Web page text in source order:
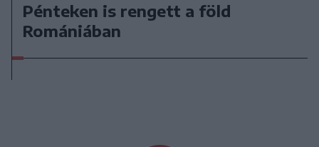
Pénteken is rengett a föld
Romániában